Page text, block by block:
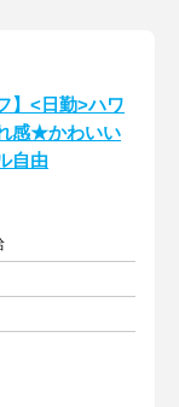
】<日勤>ハワ
感★かわいい
自由